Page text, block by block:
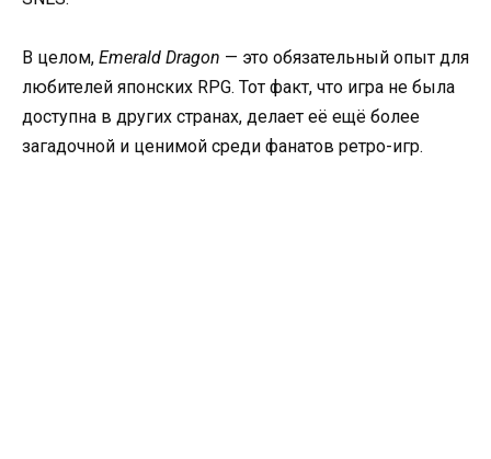
В целом, Emerald Dragon — это обязательный опыт для
любителей японских RPG. Тот факт, что игра не была
доступна в других странах, делает её ещё более
загадочной и ценимой среди фанатов ретро-игр.